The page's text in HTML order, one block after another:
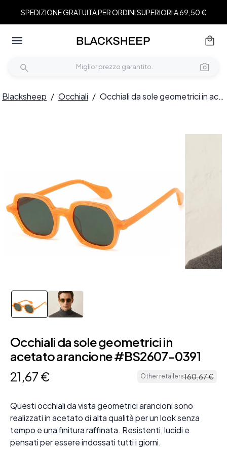
SPEDIZIONE GRATUITA PER ORDINI SUPERIORI A 69,50 €
Blacksheep / Occhiali / Occhiali da sole geometrici in acetato arancione #BS2607-0391
Occhiali da sole geometrici in
acetato arancione #BS2607-0391
21,67 € Other retailers160,67€
Questi occhiali da vista geometrici arancioni sono
realizzati in acetato di alta qualità per un look senza
tempo e una finitura raffinata. Resistenti, lucidi e
pensati per essere indossati tutti i giorni.